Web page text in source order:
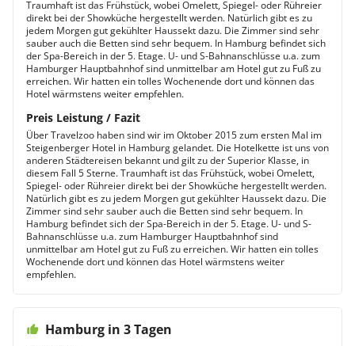
Traumhaft ist das Frühstück, wobei Omelett, Spiegel- oder Rühreier
direkt bei der Showküche hergestellt werden. Natürlich gibt es zu
jedem Morgen gut gekühlter Haussekt dazu. Die Zimmer sind sehr
sauber auch die Betten sind sehr bequem. In Hamburg befindet sich
der Spa-Bereich in der 5. Etage. U- und S-Bahnanschlüsse u.a. zum
Hamburger Hauptbahnhof sind unmittelbar am Hotel gut zu Fuß zu
erreichen. Wir hatten ein tolles Wochenende dort und können das
Hotel wärmstens weiter empfehlen.
Preis Leistung / Fazit
Über Travelzoo haben sind wir im Oktober 2015 zum ersten Mal im
Steigenberger Hotel in Hamburg gelandet. Die Hotelkette ist uns von
anderen Städtereisen bekannt und gilt zu der Superior Klasse, in
diesem Fall 5 Sterne. Traumhaft ist das Frühstück, wobei Omelett,
Spiegel- oder Rühreier direkt bei der Showküche hergestellt werden.
Natürlich gibt es zu jedem Morgen gut gekühlter Haussekt dazu. Die
Zimmer sind sehr sauber auch die Betten sind sehr bequem. In
Hamburg befindet sich der Spa-Bereich in der 5. Etage. U- und S-
Bahnanschlüsse u.a. zum Hamburger Hauptbahnhof sind
unmittelbar am Hotel gut zu Fuß zu erreichen. Wir hatten ein tolles
Wochenende dort und können das Hotel wärmstens weiter
empfehlen.
Hamburg in 3 Tagen